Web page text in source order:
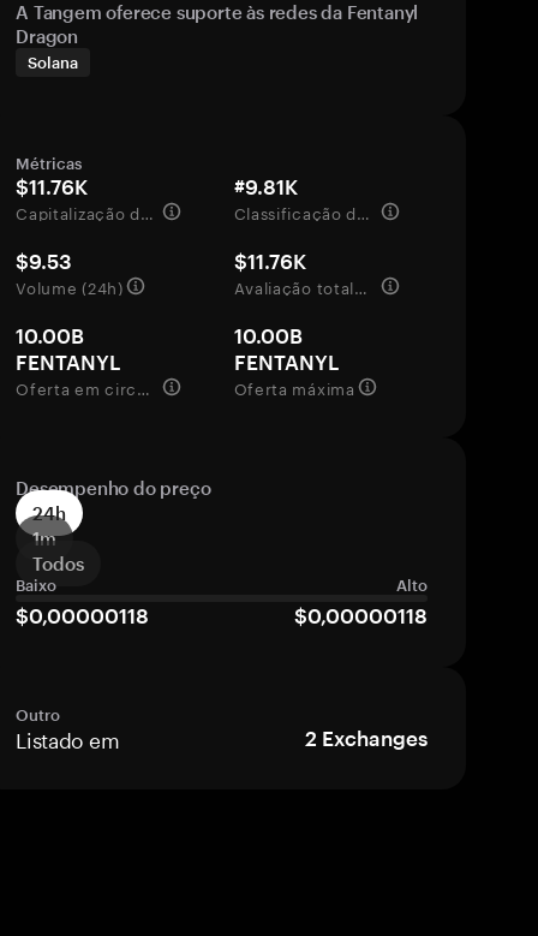
A Tangem oferece suporte às redes da Fentanyl
Dragon
Solana
Métricas
$11.76K
Capitalização de mercado
#9.81K
Classificação de mercado
$9.53
Volume (24h)
$11.76K
Avaliação totalmente diluída
10.00B
FENTANYL
Oferta em circulação
10.00B
FENTANYL
Oferta máxima
Desempenho do preço
24h
1m
Todos
Baixo Alto
$0,00000118 $0,00000118
Outro
Listado em 2 Exchanges